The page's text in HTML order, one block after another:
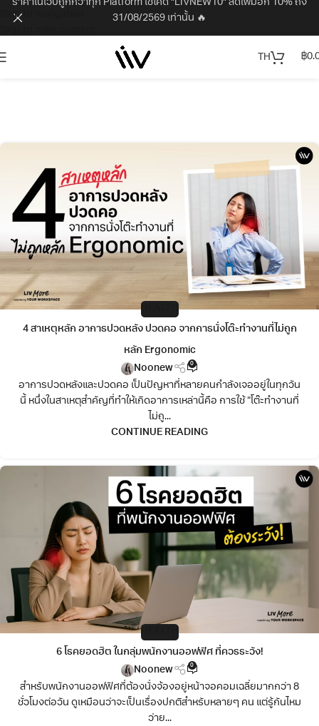
Skip to navigation
TH ฿
HEALTH
4 สาเหตุหลัก อาการปวดหลัง ปวดคอ จากการนั่งโต๊ะทำงานที่ไม่ถูก
หลัก Ergonomic
Noonew
0
อาการปวดหลังและปวดคอ เป็นปัญหาที่หลายคนกำลังเจออยู่ในทุกวัน
นี้ หนึ่งในสาเหตุสำคัญที่ทำให้เกิดอาการเหล่านี้คือ การใช้ “โต๊ะทำงานที่
ไม่ถู...
CONTINUE READING
HEALTH
6 โรคยอดฮิต ในกลุ่มพนักงานออฟฟิศ ที่ควรระวัง!
Noonew
0
สำหรับพนักงานออฟฟิศที่ต้องนั่งจ้องอยู่หน้าจอคอมเฉลี่ยมากกว่า 8
ชั่วโมงต่อวัน ดูเหมือนว่าจะเป็นเรื่องปกติสำหรับหลายๆ คน แต่รู้กันไหม
ว่าย...
ราคาในเว็บถูกกว่าทุก Platform ใช้โค้ด "LIVNEW10" ลดเพิ่มอีก 10% ถึง
31/08/2569 เท่านั้น 🔥